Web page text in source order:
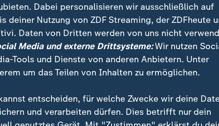
Verhandlung haben sich SPD und BSW in
verständigt. Am 11. Dezember könnte
gewählt werden.
Dabei personalisieren wir ausschließlich auf
deiner Nutzung von ZDF Streaming, der ZDFheute
Daten von Dritten werden von uns nicht
Media und externe Drittsysteme:Wir nutzen
Tools und Dienste von anderen Anbietern. Unter
um das Teilen von Inhalten zu ermöglichen.
entscheiden, für welche Zwecke wir deine
und verarbeiten dürfen. Dies betrifft nur dein